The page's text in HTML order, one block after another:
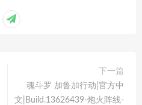
下一篇
魂斗罗 加鲁加行动|官方中
文|Build.13626439-炮火阵线-